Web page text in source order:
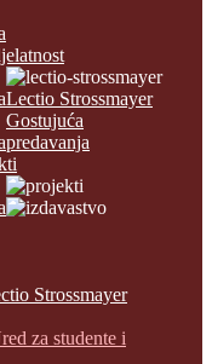
Lectio Strossmayer
Gostujuća
predavanja
Strossmayer
za studente i